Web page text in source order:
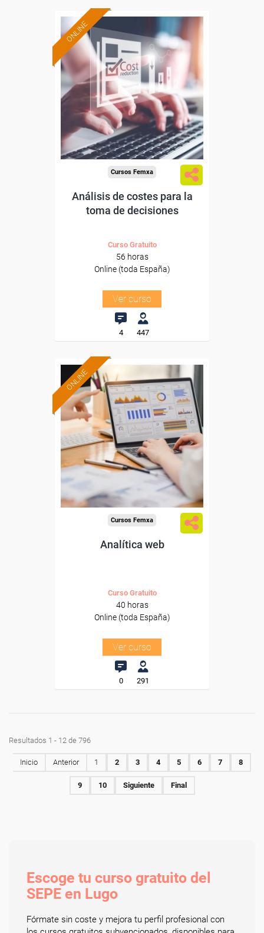
ONLINE
Formación 100%
subvencionada.
Para desempleados,
trabajadores y autónomos.
Sector
-Finanzas y Seguros.
Cursos Femxa
Análisis de costes para la
toma de decisiones
Curso Gratuito
56 horas
Online (toda España)
Ver curso
4 447
ONLINE
Formación 100%
subvencionada.
Para desempleados,
trabajadores y autónomos.
Sector
-Información, Comunicación
y Artes Gráficas.
Cursos Femxa
Analítica web
Curso Gratuito
40 horas
Online (toda España)
Ver curso
0 291
Resultados 1 - 12 de 796
Inicio Anterior 1 2 3 4 5 6 7 8
9 10 Siguiente Final
Escoge tu curso gratuito del
SEPE en Lugo
Fórmate sin coste y mejora tu perfil profesional con